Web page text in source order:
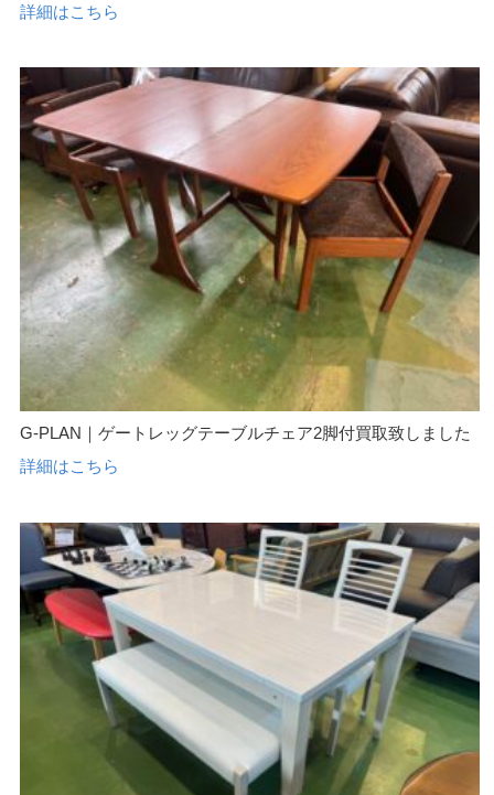
詳細はこちら
G-PLAN｜ゲートレッグテーブルチェア2脚付買取致しました
詳細はこちら